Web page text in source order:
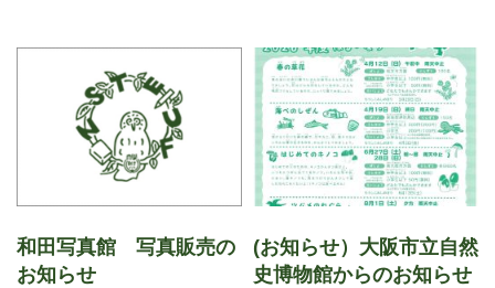
和田写真館 写真販売の
お知らせ
(お知らせ）大阪市立自然
史博物館からのお知らせ